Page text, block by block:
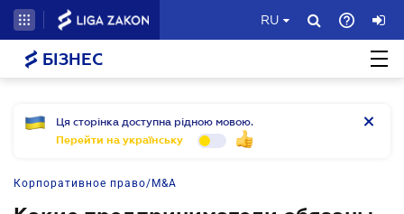
RU
БІЗНЕС
Ця сторінка доступна рідною мовою.
Перейти на українську
Корпоративное право/M&A